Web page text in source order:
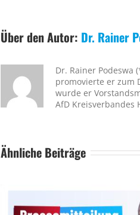
Über den Autor: Dr. Rainer
Dr. Rainer Podeswa
promovierte er zum
wurde er
AfD Kreisverbandes
Ähnliche Beiträge